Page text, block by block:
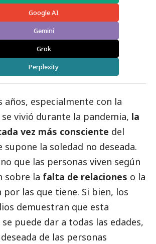
Google AI
Gemini
Grok
Perplexity
años, especialmente con la
vivió durante la pandemia, la
vez más consciente del
supone la soledad no deseada.
que las personas viven según
sobre la falta de relaciones o la
las que tiene. Si bien, los
demuestran que esta
puede dar a todas las edades,
de las personas